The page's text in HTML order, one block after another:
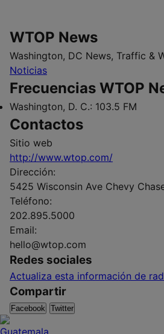
WTOP News
Washington, DC News, Traffic &
Noticias
Frecuencias WTOP
Washington, D. C.: 103.5 FM
Contactos
Sitio web
http://www.wtop.com/
Dirección:
5425 Wisconsin Ave Chevy
Teléfono:
202.895.5000
Email:
hello@wtop.com
Redes sociales
Actualiza esta información de
Compartir
Facebook Twitter